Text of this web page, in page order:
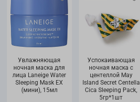
Увлажняющая
ночная маска для
лица Laneige Water
Sleeping Mask EX
(мини), 15мл
Успокаивающая
ночная маска с
центеллой May
Island Secret Centella
Cica Sleeping Pack,
5гр*1шт